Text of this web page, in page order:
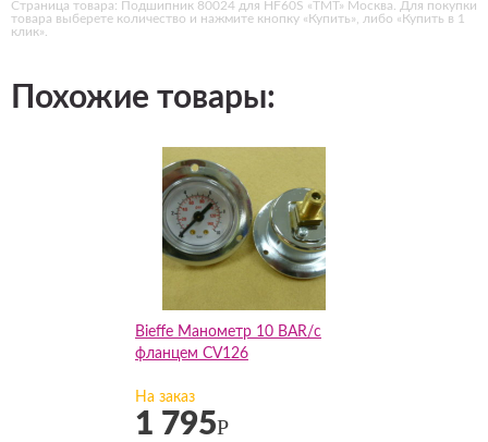
Страница товара: Подшипник 80024 для HF60S «ТМТ» Москва. Для покупки
товара выберете количество и нажмите кнопку «Купить», либо «Купить в 1
клик».
Похожие товары:
Bieffe Манометр 10 BAR/с
фланцем CV126
На заказ
1 795Р